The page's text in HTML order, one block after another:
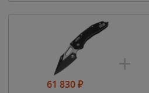
61 830₽